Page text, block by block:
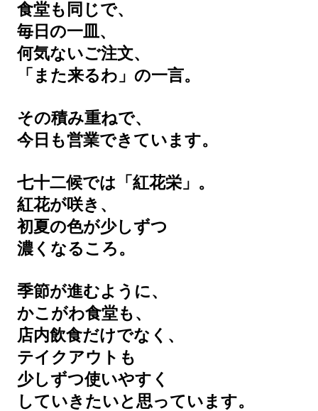
食堂も同じで、
毎日の一皿、
何気ないご注文、
「また来るわ」の一言。
その積み重ねで、
今日も営業できています。
七十二候では「紅花栄」。
紅花が咲き、
初夏の色が少しずつ
濃くなるころ。
季節が進むように、
かこがわ食堂も、
店内飲食だけでなく、
テイクアウトも
少しずつ使いやすく
していきたいと思っています。